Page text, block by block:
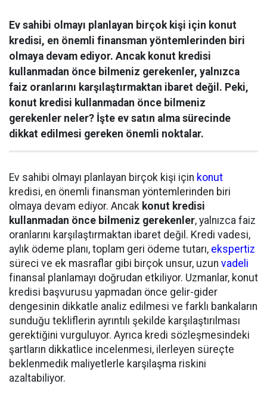
Ev sahibi olmayı planlayan birçok kişi için konut
kredisi, en önemli finansman yöntemlerinden biri
olmaya devam ediyor. Ancak konut kredisi
kullanmadan önce bilmeniz gerekenler, yalnızca
faiz oranlarını karşılaştırmaktan ibaret değil. Peki,
konut kredisi kullanmadan önce bilmeniz
gerekenler neler? İşte ev satın alma sürecinde
dikkat edilmesi gereken önemli noktalar.
Ev sahibi olmayı planlayan birçok kişi için konut
kredisi, en önemli finansman yöntemlerinden biri
olmaya devam ediyor. Ancak konut kredisi
kullanmadan önce bilmeniz gerekenler, yalnızca faiz
oranlarını karşılaştırmaktan ibaret değil. Kredi vadesi,
aylık ödeme planı, toplam geri ödeme tutarı, ekspertiz
süreci ve ek masraflar gibi birçok unsur, uzun vadeli
finansal planlamayı doğrudan etkiliyor. Uzmanlar, konut
kredisi başvurusu yapmadan önce gelir-gider
dengesinin dikkatle analiz edilmesi ve farklı bankaların
sunduğu tekliflerin ayrıntılı şekilde karşılaştırılması
gerektiğini vurguluyor. Ayrıca kredi sözleşmesindeki
şartların dikkatlice incelenmesi, ilerleyen süreçte
beklenmedik maliyetlerle karşılaşma riskini
azaltabiliyor.